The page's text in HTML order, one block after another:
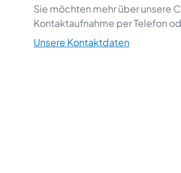
Sie möchten mehr über unsere
Kontaktaufnahme per Telefon
Unsere Kontaktdaten